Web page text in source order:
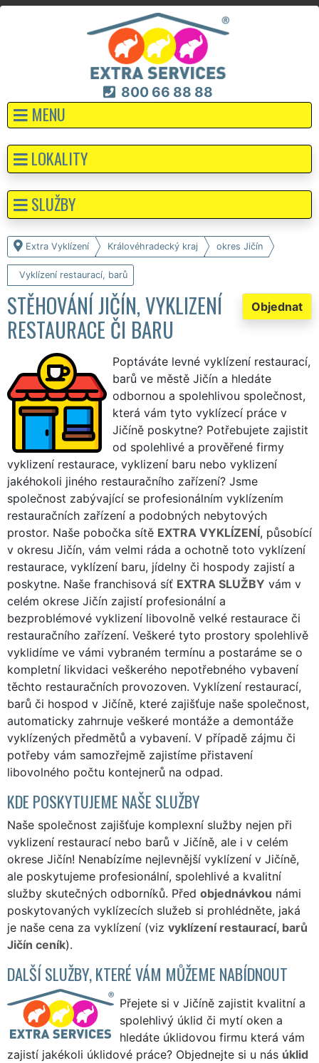
800 66 88 88
MENU
Extra Vyklízení Královéhradecký kraj okres Jičín
Vyklízení restaurací, barů
Objednat
STĚHOVÁNÍ JIČÍN, VYKLIZENÍ
RESTAURACE ČI BARU
Poptáváte levné vyklízení restaurací,
barů ve městě Jičín a hledáte
odbornou a spolehlivou společnost,
která vám tyto vyklízecí práce v
Jičíně poskytne? Potřebujete zajistit
od spolehlivé a prověřené firmy
vyklizení restaurace, vyklizení baru nebo vyklizení
jakéhokoli jiného restauračního zařízení? Jsme
společnost zabývající se profesionálním vyklízením
restauračních zařízení a podobných nebytových
prostor. Naše pobočka sítě EXTRA VYKLÍZENÍ, působící
v okresu Jičín, vám velmi ráda a ochotně toto vyklízení
restaurace, vyklízení baru, jídelny či hospody zajistí a
poskytne. Naše franchisová síť EXTRA SLUŽBY vám v
celém okrese Jičín zajistí profesionální a
bezproblémové vyklizení libovolně velké restaurace či
restauračního zařízení. Veškeré tyto prostory spolehlivě
vyklidíme ve vámi vybraném termínu a postaráme se o
kompletní likvidaci veškerého nepotřebného vybavení
těchto restauračních provozoven. Vyklízení restaurací,
barů či hospod v Jičíně, které zajišťuje naše společnost,
automaticky zahrnuje veškeré montáže a demontáže
vyklízených předmětů a vybavení. V případě zájmu či
potřeby vám samozřejmě zajistíme přistavení
libovolného počtu kontejnerů na odpad.
KDE POSKYTUJEME NAŠE SLUŽBY
Naše společnost zajišťuje komplexní služby nejen při
vyklizení restaurací nebo barů v Jičíně, ale i v celém
okrese Jičín! Nenabízíme nejlevnější vyklízení v Jičíně,
ale poskytujeme profesionální, spolehlivé a kvalitní
služby skutečných odborníků. Před objednávkou námi
poskytovaných vyklízecích služeb si prohlédněte, jaká
je naše cena za vyklízení (viz vyklízení restaurací, barů
Jičín ceník).
DALŠÍ SLUŽBY, KTERÉ VÁM MŮŽEME NABÍDNOUT
Přejete si v Jičíně zajistit kvalitní a
spolehlivý úklid či mytí oken a
hledáte úklidovou firmu která vám
zajistí jakékoli úklidové práce? Objednejte si u nás úklid
LOKALITY
SLUŽBY